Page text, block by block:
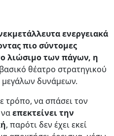
ενεργειακά
πιο σύντομες
λιώσιμο των πάγων, η
θέατρο στρατηγικού
δυνάμεων.
τρόπο, να σπάσει τον
επεκτείνει την
, παρότι δεν έχει εκεί